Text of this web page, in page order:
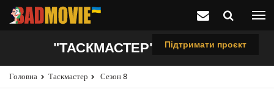
Підтримати проєкт
"ТАСКМАСТЕР", 8 СЕЗОН
Головна Таскмастер Сезон 8